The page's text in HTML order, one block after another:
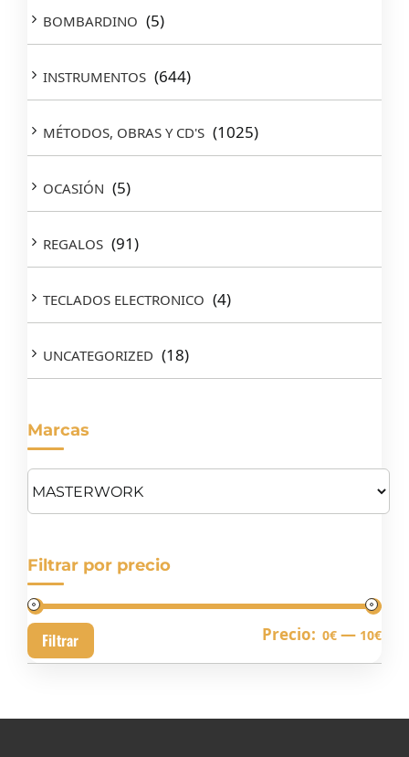
BOMBARDINO (5)
INSTRUMENTOS (644)
MÉTODOS, OBRAS Y CD'S (1025)
OCASIÓN (5)
REGALOS (91)
TECLADOS ELECTRONICO (4)
UNCATEGORIZED (18)
Marcas
Filtrar por precio
Filtrar Precio: 0€ — 10€